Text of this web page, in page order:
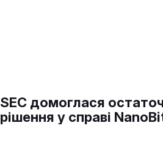
SEC домоглася
рішення у справі